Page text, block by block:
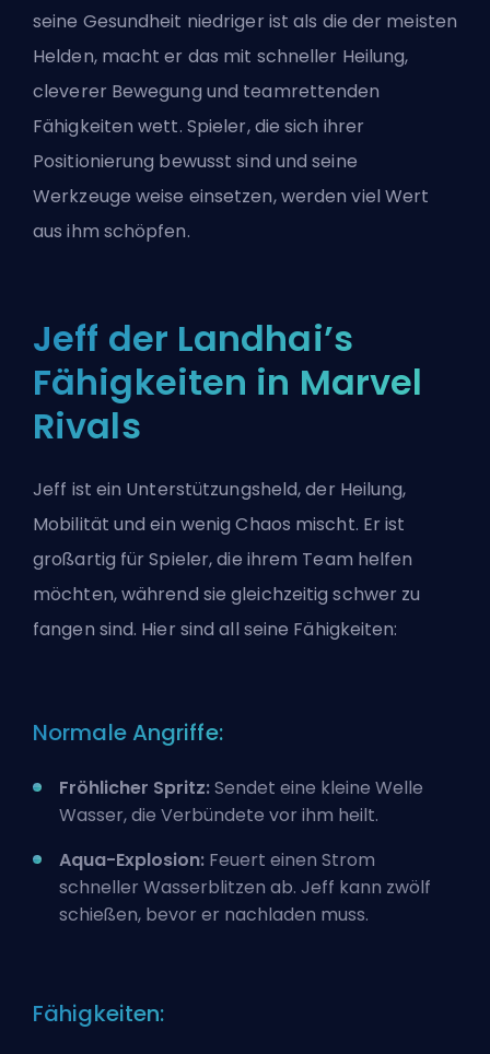
seine Gesundheit niedriger ist als die der meisten
Helden, macht er das mit schneller Heilung,
cleverer Bewegung und teamrettenden
Fähigkeiten wett. Spieler, die sich ihrer
Positionierung bewusst sind und seine
Werkzeuge weise einsetzen, werden viel Wert
aus ihm schöpfen.
Jeff der Landhai’s
Fähigkeiten in Marvel
Rivals
Jeff ist ein Unterstützungsheld, der Heilung,
Mobilität und ein wenig Chaos mischt. Er ist
großartig für Spieler, die ihrem Team helfen
möchten, während sie gleichzeitig schwer zu
fangen sind. Hier sind all seine Fähigkeiten:
Normale Angriffe:
Fröhlicher Spritz:Sendet eine kleine Welle
Wasser, die Verbündete vor ihm heilt.
Aqua-Explosion: Feuert einen Strom
schneller Wasserblitzen ab. Jeff kann zwölf
schießen, bevor er nachladen muss.
Fähigkeiten: